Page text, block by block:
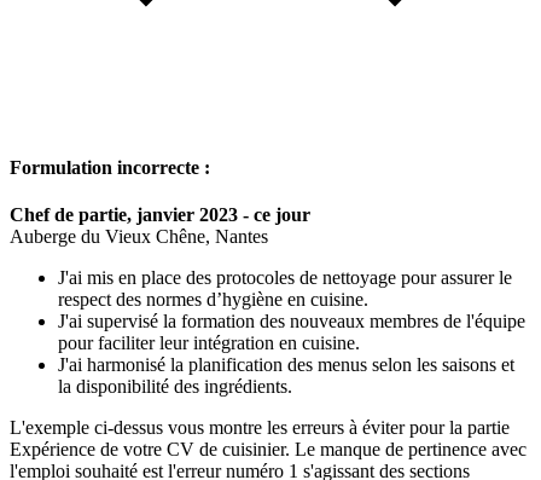
Formulation incorrecte :
Chef de partie, janvier 2023 - ce jour
Auberge du Vieux Chêne, Nantes
J'ai mis en place des protocoles de nettoyage pour assurer le
respect des normes d’hygiène en cuisine.
J'ai supervisé la formation des nouveaux membres de l'équipe
pour faciliter leur intégration en cuisine.
J'ai harmonisé la planification des menus selon les saisons et
la disponibilité des ingrédients.
L'exemple ci-dessus vous montre les erreurs à éviter pour la partie
Expérience de votre CV de cuisinier. Le manque de pertinence avec
l'emploi souhaité est l'erreur numéro 1 s'agissant des sections